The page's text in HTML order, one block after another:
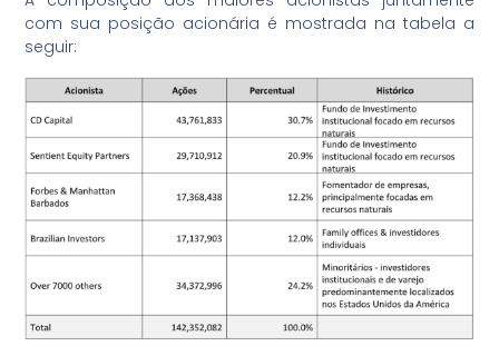
com sua posição acionária é mostrada na tabela a
seguir: